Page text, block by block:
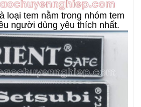
loại tem nằm trong nhóm tem
người dùng yêu thích nhất.